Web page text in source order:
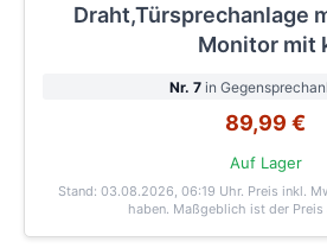
Draht,Türsprechanlage
Monitor mit
Nr. 7in
89,99 €
Auf Lager
Stand: 03.08.2026, 06:19 Uhr. Preis inkl.
haben. Maßgeblich ist der Preis